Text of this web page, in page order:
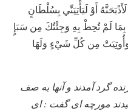
أَوْ لَيَأْتِيَنِّي بِسُلْطَانٍ
لَمْ تُحِطْ بِهِ وَجِئْتُكَ مِن سَبَإٍ
وَأُوتِيَتْ مِن كُلِّ شَيْءٍ وَلَهَا
گرد آمدند و آنها به صف
مورچه ای گفت : ای